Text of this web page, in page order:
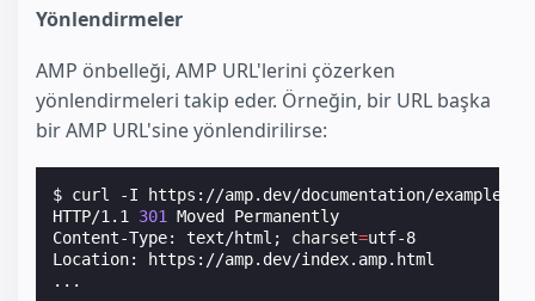
Yönlendirmeler
AMP önbelleği, AMP URL'lerini çözerken
yönlendirmeleri takip eder. Örneğin, bir URL başka
bir AMP URL'sine yönlendirilirse:
$ curl -I https://amp.dev/documentation/
HTTP/1.1 301
Moved Permanently
Content-Type: text/html ; charset=utf-8
Location: https://amp.dev/index.amp.html